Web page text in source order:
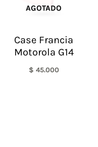
AGOTADO
Case Francia
Motorola G14
$ 45.000